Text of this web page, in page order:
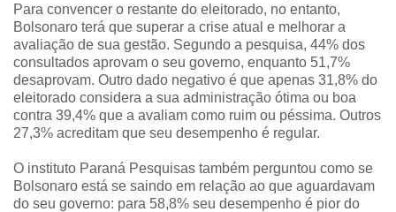
Para convencer o restante do eleitorado, no entanto,
Bolsonaro terá que superar a crise atual e melhorar a
avaliação de sua gestão. Segundo a pesquisa, 44% dos
consultados aprovam o seu governo, enquanto 51,7%
desaprovam. Outro dado negativo é que apenas 31,8% do
eleitorado considera a sua administração ótima ou boa
contra 39,4% que a avaliam como ruim ou péssima. Outros
27,3% acreditam que seu desempenho é regular.
O instituto Paraná Pesquisas também perguntou como se
Bolsonaro está se saindo em relação ao que aguardavam
do seu governo: para 58,8% seu desempenho é pior do